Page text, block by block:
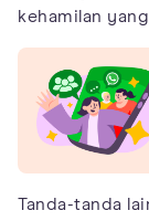
kehamilan
Tanda-tanda